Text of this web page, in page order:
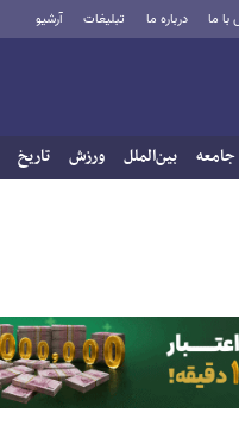
با ما درباره ما تبلیغات آرشیو
جامعه بین‌الملل ورزش تاریخ